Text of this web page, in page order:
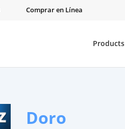
Comprar en Línea
Products
Doro